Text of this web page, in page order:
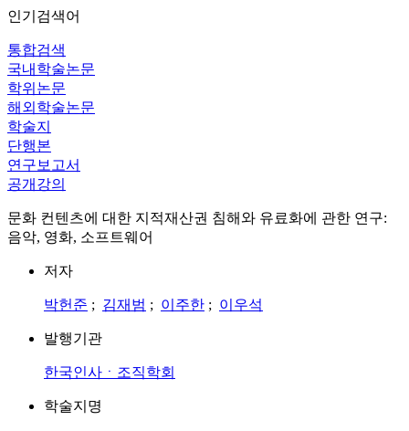
인기검색어
통합검색
국내학술논문
학위논문
해외학술논문
학술지
단행본
연구보고서
공개강의
문화 컨텐츠에 대한 지적재산권 침해와 유료화에 관한 연구:
음악, 영화, 소프트웨어
저자
박헌준 ; 김재범 ; 이주한 ; 이우석
발행기관
한국인사ㆍ조직학회
학술지명